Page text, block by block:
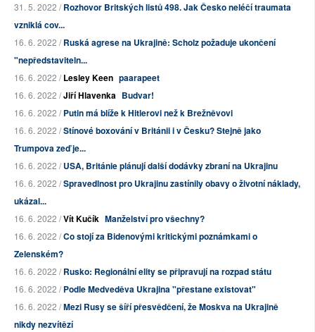
31. 5. 2022 /Rozhovor Britských listů 498. Jak Česko neléčí traumata
vzniklá cov...
16. 6. 2022 /Ruská agrese na Ukrajině: Scholz požaduje ukončení
"nepředstaviteln...
16. 6. 2022 /Lesley Keen paarapeet
16. 6. 2022 /Jiří Hlavenka Budvar!
16. 6. 2022 /Putin má blíže k Hitlerovi než k Brežněvovi
16. 6. 2022 /Stínové boxování v Británii i v Česku? Stejně jako
Trumpova zeď je...
16. 6. 2022 /USA, Británie plánují další dodávky zbraní na Ukrajinu
16. 6. 2022 /Spravedlnost pro Ukrajinu zastínily obavy o životní náklady,
ukázal...
16. 6. 2022 /Vít Kučík Manželství pro všechny?
16. 6. 2022 /Co stojí za Bidenovými kritickými poznámkami o
Zelenském?
16. 6. 2022 /Rusko: Regionální elity se připravují na rozpad státu
16. 6. 2022 /Podle Medveděva Ukrajina "přestane existovat"
16. 6. 2022 /Mezi Rusy se šíří přesvědčení, že Moskva na Ukrajině
nikdy nezvítězí